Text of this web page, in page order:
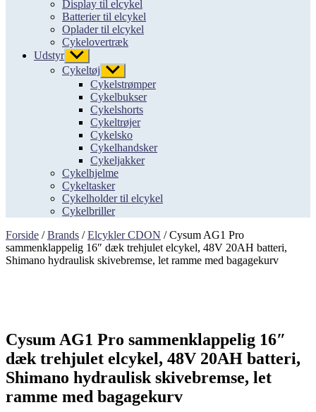
Display til elcykel
Batterier til elcykel
Oplader til elcykel
Cykelovertræk
Udstyr Vis
undermenu
Cykeltøj Vis
undermenu
Cykelstrømper
Cykelbukser
Cykelshorts
Cykeltrøjer
Cykelsko
Cykelhandsker
Cykeljakker
Cykelhjelme
Cykeltasker
Cykelholder til elcykel
Cykelbriller
Forside /Brands /Elcykler CDON / Cysum AG1 Pro
sammenklappelig 16″ dæk trehjulet elcykel, 48V 20AH batteri,
Shimano hydraulisk skivebremse, let ramme med bagagekurv
Cysum AG1 Pro sammenklappelig 16″
dæk trehjulet elcykel, 48V 20AH batteri,
Shimano hydraulisk skivebremse, let
ramme med bagagekurv